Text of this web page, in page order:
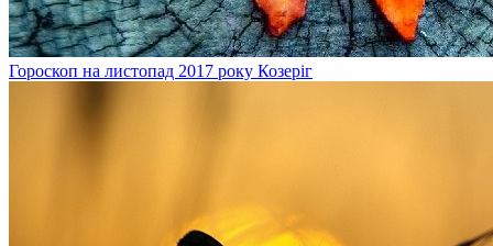
Гороскоп на листопад 2017 року Козеріг